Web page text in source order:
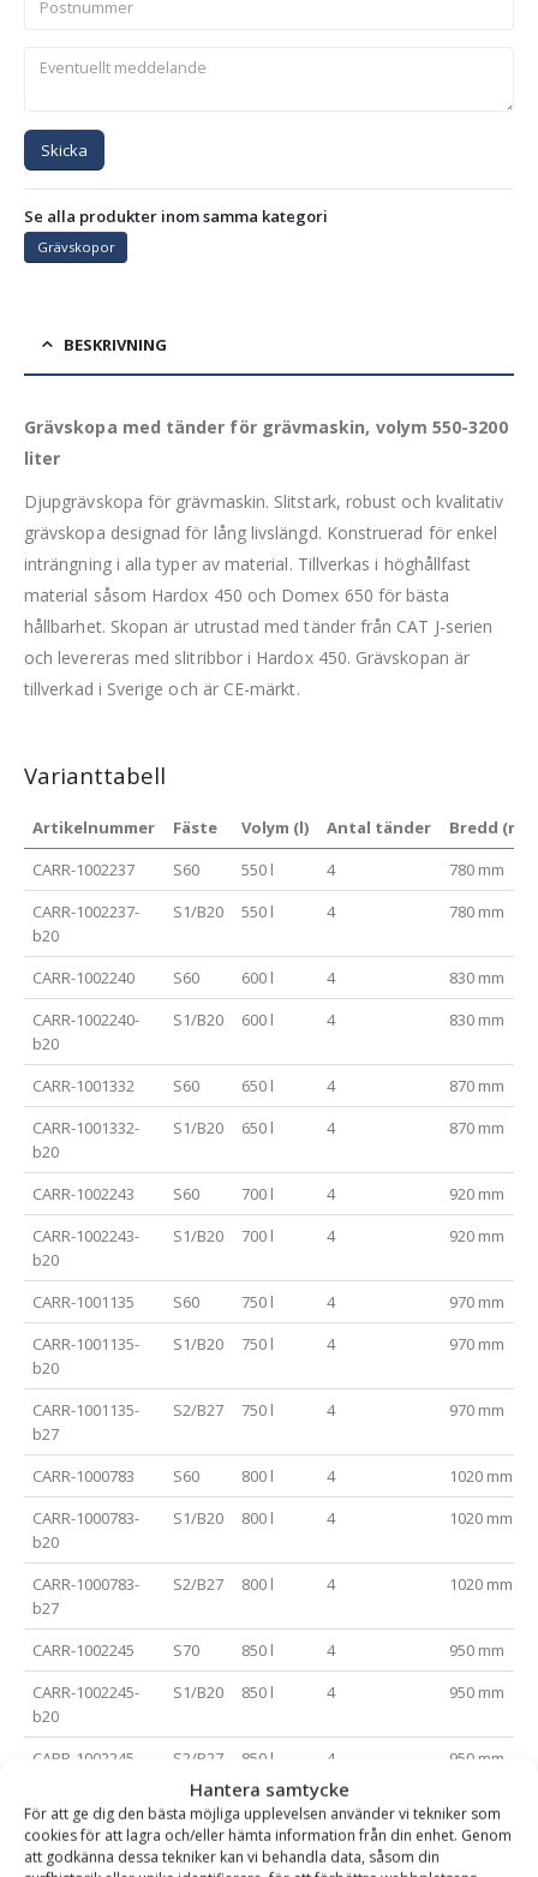
Hantera samtycke
För att ge dig den bästa möjliga upplevelsen använder vi tekniker som
cookies för att lagra och/eller hämta information från din enhet. Genom
att godkänna dessa tekniker kan vi behandla data, såsom din
Skicka
Se alla produkter inom samma kategori
Grävskopor
BESKRIVNING
Grävskopa med tänder för grävmaskin, volym 550-3200
liter
Djupgrävskopa för grävmaskin. Slitstark, robust och kvalitativ
grävskopa designad för lång livslängd. Konstruerad för enkel
inträngning i alla typer av material. Tillverkas i höghållfast
material såsom Hardox 450 och Domex 650 för bästa
hållbarhet. Skopan är utrustad med tänder från CAT J-serien
och levereras med slitribbor i Hardox 450. Grävskopan är
tillverkad i Sverige och är CE-märkt.
Varianttabell
Artikelnummer Fäste Volym (l) Antal tänder
Bredd
CARR-1002237
S60 550 l 4
780 mm
CARR-1002237-
b20
S1/B20 550 l 4 780 mm
CARR-1002240 S60 600 l 4
830 mm
CARR-1002240-
b20
S1/B20 600 l 4 830 mm
CARR-1001332 S60 650 l 4
870 mm
CARR-1001332-
b20
S1/B20 650 l 4 870 mm
CARR-1002243 S60 700 l 4
920 mm
CARR-1002243-
b20
S1/B20 700 l 4 920 mm
CARR-1001135 S60 750 l 4
970 mm
CARR-1001135-
b20
S1/B20 750 l 4 970 mm
CARR-1001135-
b27
S2/B27 750 l 4 970 mm
CARR-1000783 S60 800 l 4
1020 mm
CARR-1000783-
b20
S1/B20 800 l 4 1020 mm
CARR-1000783-
b27
S2/B27 800 l 4 1020 mm
CARR-1002245 S70 850 l 4
950 mm
CARR-1002245-
b20
S1/B20 850 l 4 950 mm
CARR-1002245-
S2/B27 850 l 4 950 mm
CARR-1002247 S70 900 l 4
1000 mm
CARR-1002247-
S1/B20 900 l 4